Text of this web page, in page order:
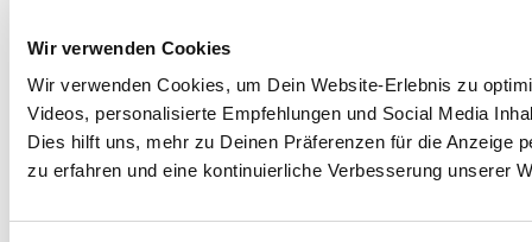
Wir verwenden Cookies
Wir verwenden Cookies, um Dein Website-Erlebnis zu
Videos, personalisierte Empfehlungen und Social Media
Dies hilft uns, mehr zu Deinen Präferenzen für die Anzeige
zu erfahren und eine kontinuierliche Verbesserung unserer
Urlaubsreisen
Gleichgewicht
Vestibularsyndrom
Freilauf
Stall
Entwicklung
Katzenjunge
kleine Hunde